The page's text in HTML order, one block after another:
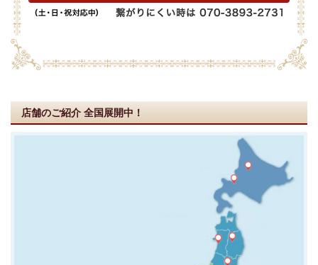
店舗のご紹介 全国展開中！